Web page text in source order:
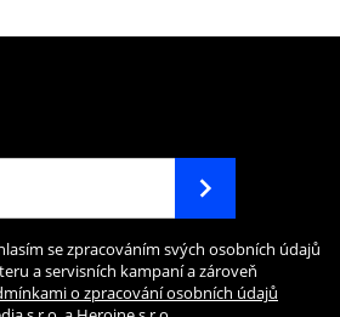
se zpracováním svých osobních údajů
a servisních kampaní a zároveň
o zpracování osobních údajů